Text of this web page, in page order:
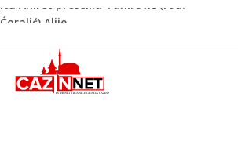
FIFA stala u odbranu Infantina nakon
Zašto se Real Madrid ovog ljeta ne
priprema u Sjedinjenim Državama
Evo kakvo vrijeme očekuje Krajinu danas